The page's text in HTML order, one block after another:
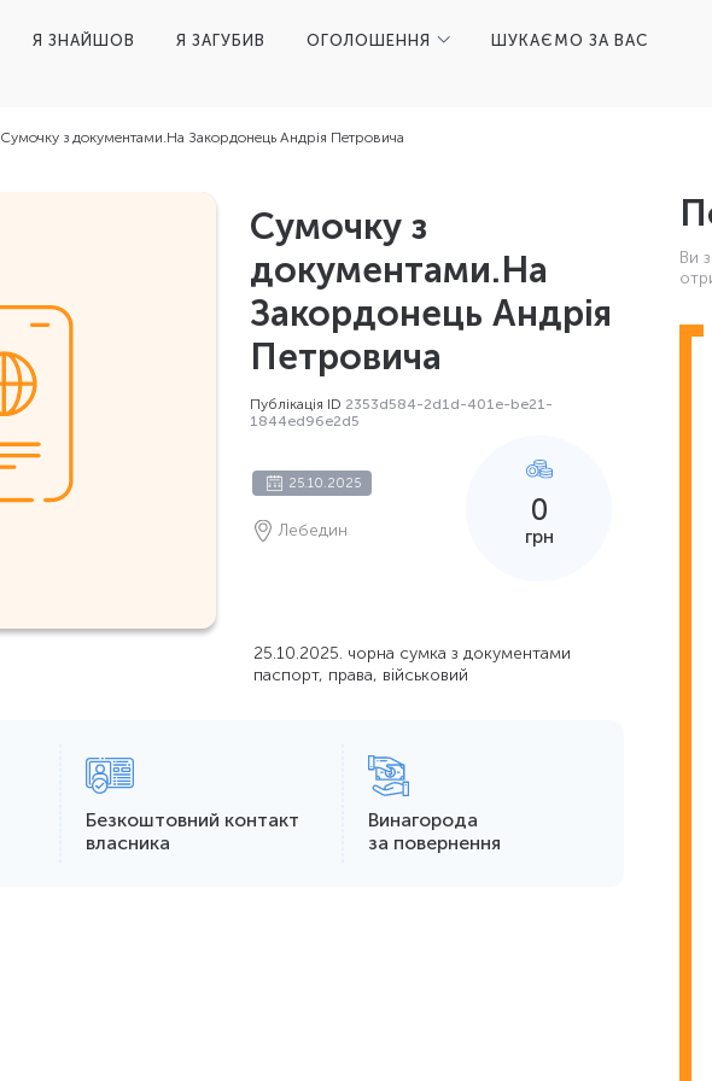
Я ЗНАЙШОВ Я ЗАГУБИВ ОГОЛОШЕННЯ ШУКАЄМО ЗА ВАС
Сумочку з документами.На Закордонець Андрія Петровича
Сумочку з
документами.На
Закордонець Андрія
Петровича
Публікація ID 2353d584-2d1d-401e-be21-
1844ed96e2d5
25.10.2025
Лебедин
0
грн
25.10.2025. чорна сумка з документами
паспорт, права, військовий
Безкоштовний контакт
власника
Винагорода
за повернення
Ви